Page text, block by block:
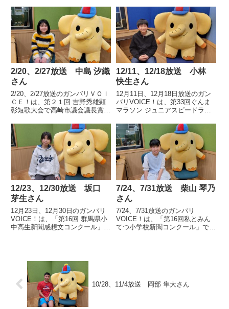
制の部で優勝した「桐生ペガサ
ス」のキャプテンぐんま国際アカ
デミー初等部5年 加藤 皇介さん
の声です。
村町立玉村小学校6年 菊池 蒼太
さんの声です。
2/20、2/27放送 中島 汐織
さん
2/20、2/27放送のガンバリＶＯＩ
ＣＥ！は、第２１回 吉野秀雄顕
彰短歌大会で高崎市議会議長賞を
年、中島 汐織さんの声です。
12/11、12/18放送 小林
快生さん
12月11日、12月18日放送のガン
バリVOICE！は、第33回ぐんま
マラソン ジュニアスピードラン
市立西部小学校6年 小林 快生さ
んの声です。
12/23、12/30放送 坂口
芽生さん
12月23日、12月30日のガンバリ
VOICE！は、「第16回 群馬県小
中高生新聞感想文コンクール」小
7/24、7/31放送 柴山 琴乃
さん
7/24、7/31放送のガンバリ
VOICE！は、「第16回私とみん
てつ小学校新聞コンクール」で最
10/28、11/4放送 岡部 隼大さん